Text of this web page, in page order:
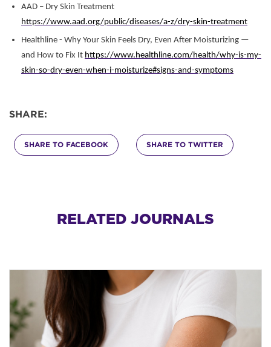
AAD – Dry Skin Treatment
https://www.aad.org/public/diseases/a-z/dry-skin-treatment
Healthline - Why Your Skin Feels Dry, Even After Moisturizing —
and How to Fix It https://www.healthline.com/health/why-is-my-
skin-so-dry-even-when-i-moisturize#signs-and-symptoms
SHARE:
SHARE TO FACEBOOK SHARE TO TWITTER
RELATED JOURNALS